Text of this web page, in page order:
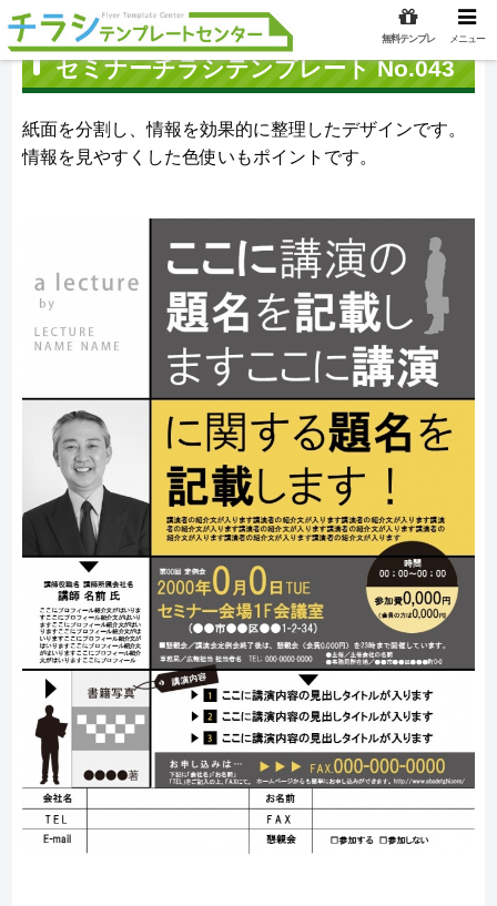
セミナーチラシテンプレート No.043
紙面を分割し、情報を効果的に整理したデザインです。
情報を見やすくした色使いもポイントです。
無料テンプレ メニュー